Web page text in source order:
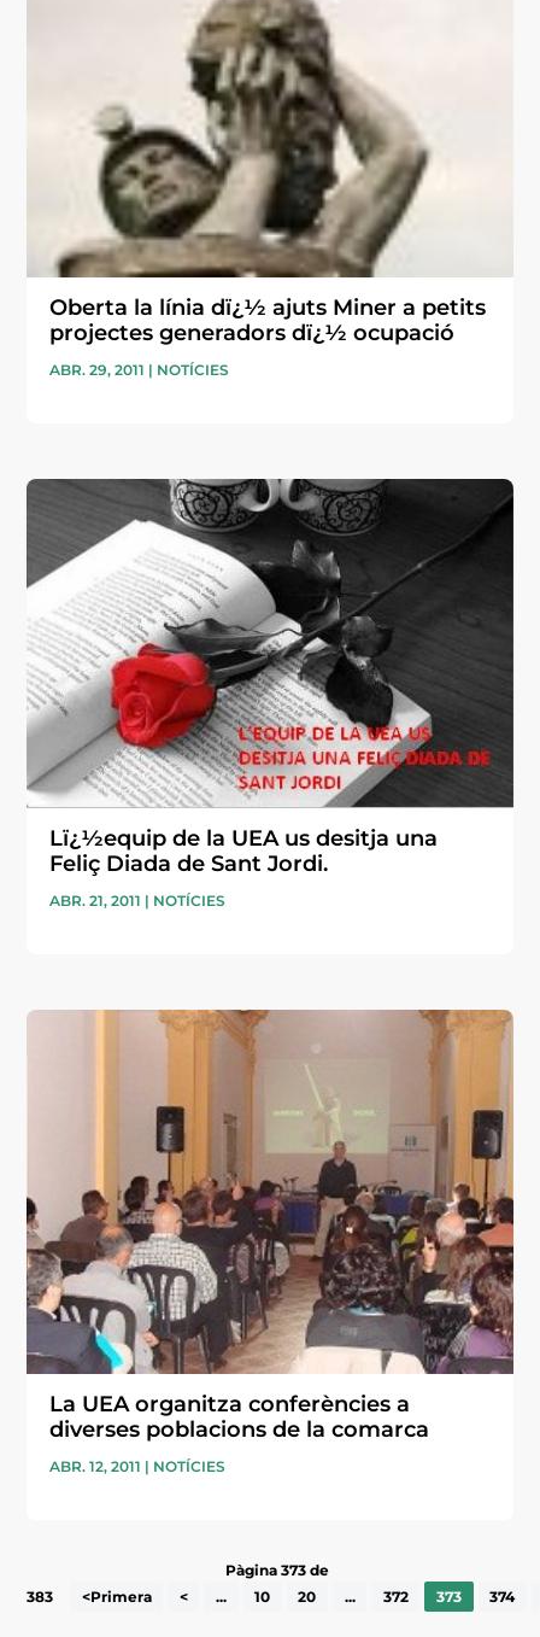
Oberta la línia dï¿½ ajuts Miner a petits
projectes generadors dï¿½ ocupació
ABR. 29, 2011 | NOTÍCIES
Lï¿½equip de la UEA us desitja una
Feliç Diada de Sant Jordi.
ABR. 21, 2011 | NOTÍCIES
La UEA organitza conferències a
diverses poblacions de la comarca
ABR. 12, 2011 | NOTÍCIES
Pàgina 373 de
383
<Primera < ... 10 20 ... 372 373 374